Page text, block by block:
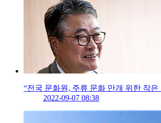
“전국 문화원, 주류 문화 만개 위한 작은
2022-09-07 08:38